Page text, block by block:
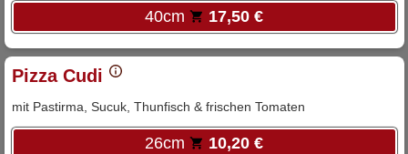
40cm 17,50 €
Pizza Cudi
mit Pastirma, Sucuk, Thunfisch & frischen Tomaten
26cm 10,20 €